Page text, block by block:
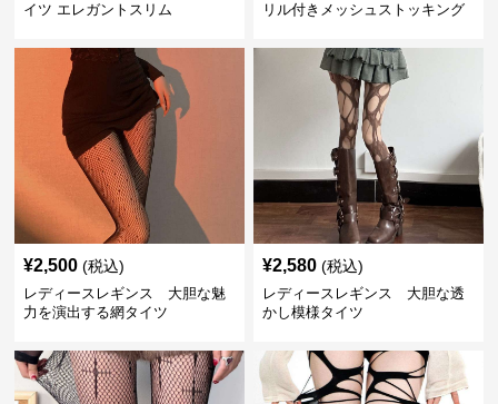
イツ エレガントスリム
リル付きメッシュストッキング
¥2,500 (税込)
レディースレギンス 大胆な魅
力を演出する網タイツ
¥2,580 (税込)
レディースレギンス 大胆な透
かし模様タイツ